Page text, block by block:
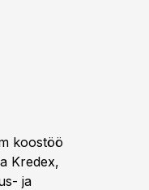
koostöö
Kredex,
ja